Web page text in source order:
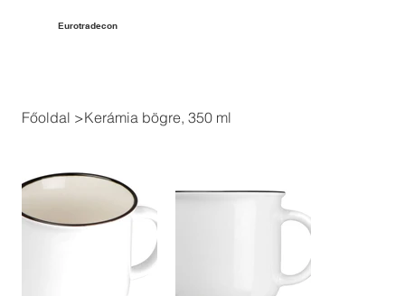
Eurotradecon
Főoldal >Kerámia bögre, 350 ml